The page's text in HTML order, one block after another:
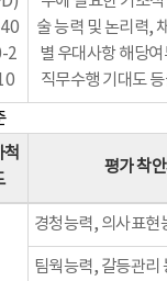
2
술 능력 및 논리력,
별 우대사항 해당
직무수행 기대도
평가 착
경청능력, 의사표현
팀웍능력, 갈등관리